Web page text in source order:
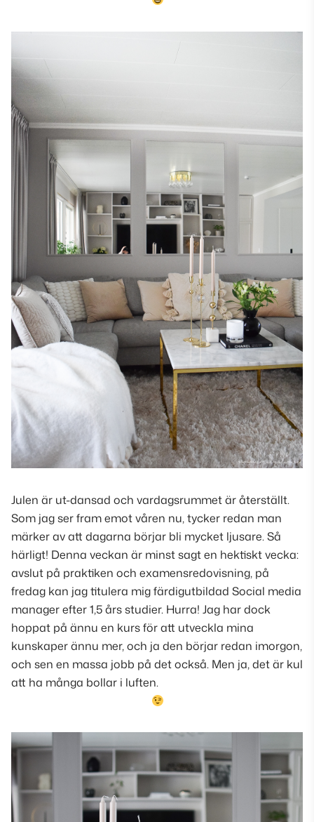
Julen är ut-dansad och vardagsrummet är återställt.
Som jag ser fram emot våren nu, tycker redan man
märker av att dagarna börjar bli mycket ljusare. Så
härligt! Denna veckan är minst sagt en hektiskt vecka:
avslut på praktiken och examensredovisning, på
fredag kan jag titulera mig färdigutbildad Social media
manager efter 1,5 års studier. Hurra! Jag har dock
hoppat på ännu en kurs för att utveckla mina
kunskaper ännu mer, och ja den börjar redan imorgon,
och sen en massa jobb på det också. Men ja, det är kul
att ha många bollar i luften.